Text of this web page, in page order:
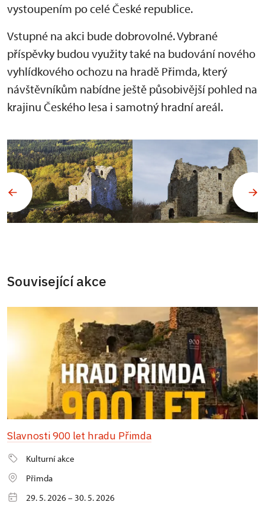
vystoupením po celé České republice.
Vstupné na akci bude dobrovolné. Vybrané
příspěvky budou využity také na budování nového
vyhlídkového ochozu na hradě Přimda, který
návštěvníkům nabídne ještě působivější pohled na
krajinu Českého lesa i samotný hradní areál.
Související akce
Slavnosti 900 let hradu Přimda
Kulturní akce
Přimda
29. 5. 2026 – 30. 5. 2026